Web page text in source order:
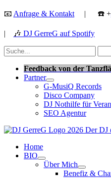
Zum
springen
📧 Anfrage & Kontakt | ☎️ +
| 🎶 DJ GerreG auf Spotify
Suchen
nach:
Feedback von der
Partner
G-MusiQ Records
Disco Company
DJ Nothilfe für
SEO Agentur
Home
BIO
Über Mich
Benefiz &